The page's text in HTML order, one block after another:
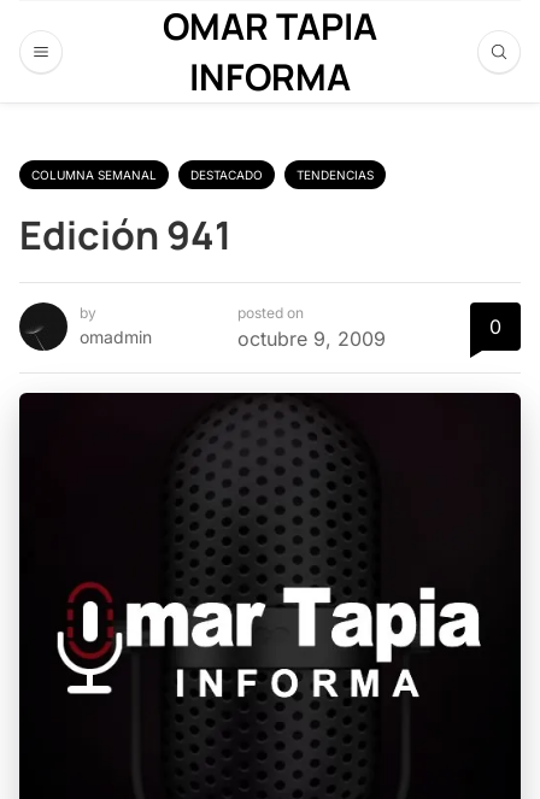
OMAR TAPIA
INFORMA
COLUMNA SEMANAL DESTACADO TENDENCIAS
Edición 941
by
omadmin
posted on
octubre 9, 2009 0